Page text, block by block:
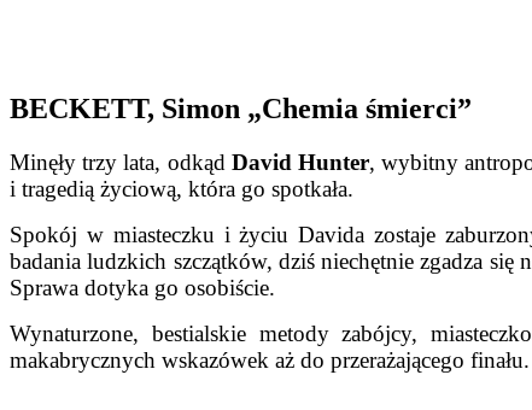
BECKETT, Simon „Chemia śmierci”
Minęły trzy lata, odkąd David Hunter, wybitny
i tragedią życiową, która go spotkała.
Spokój w miasteczku i życiu Davida zostaje
badania ludzkich szczątków, dziś niechętnie zgadza
Sprawa dotyka go osobiście.
Wynaturzone, bestialskie metody zabójcy,
makabrycznych wskazówek aż do przerażającego finału.